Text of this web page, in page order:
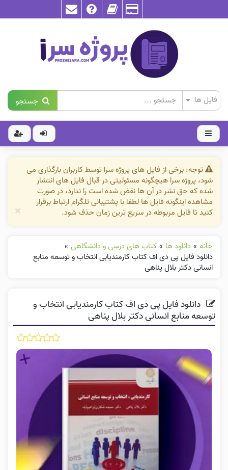
جستجو
توجه: برخی از فایل های پروژه سرا توسط کاربران بارگذاری می
شود، پروژه سرا هیچگونه مسئولیتی در قبال فایل های انتشار
شده که حق نشر در آن ها نقض شده است را ندارد، در صورت
مشاهده اینگونه فایل ها لطفا با پشتیبانی تلگرام ارتباط برقرار
کنید تا فایل مربوطه در سریع ترین زمان حذف شود.
×
خانه » دانلود ها » کتاب های درسی و دانشگاهی »
دانلود فایل پی دی اف کتاب کارمندیابی انتخاب و توسعه منابع
انسانی دکتر بلال پناهی
دانلود فایل پی دی اف کتاب کارمندیابی انتخاب و
توسعه منابع انسانی دکتر بلال پناهی